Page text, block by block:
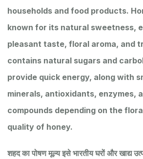
households and food products.
known for its natural sweetness,
pleasant taste, floral aroma, and
contains natural sugars and
provide quick energy, along with
minerals, antioxidants, enzymes,
compounds depending on the
quality of honey.
शहद का पोषण मूल्य इसे भारतीय घरों और खाद्य